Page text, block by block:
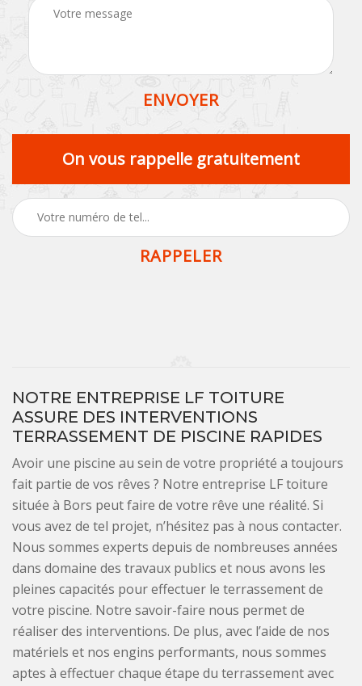
On vous rappelle gratuitement
NOTRE ENTREPRISE LF TOITURE
ASSURE DES INTERVENTIONS
TERRASSEMENT DE PISCINE RAPIDES
Avoir une piscine au sein de votre propriété a toujours
fait partie de vos rêves ? Notre entreprise LF toiture
située à Bors peut faire de votre rêve une réalité. Si
vous avez de tel projet, n’hésitez pas à nous contacter.
Nous sommes experts depuis de nombreuses années
dans domaine des travaux publics et nous avons les
pleines capacités pour effectuer le terrassement de
votre piscine. Notre savoir-faire nous permet de
réaliser des interventions. De plus, avec l’aide de nos
matériels et nos engins performants, nous sommes
aptes à effectuer chaque étape du terrassement avec